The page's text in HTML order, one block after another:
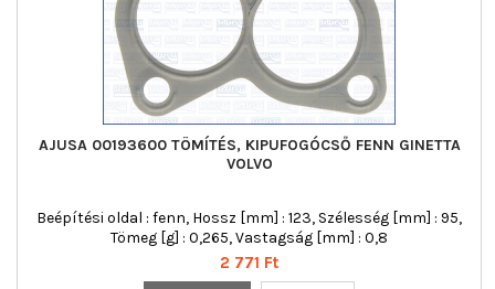
AJUSA 00193600 TÖMÍTÉS, KIPUFOGÓCSŐ FENN GINETTA
VOLVO
Beépítési oldal : fenn, Hossz [mm] : 123, Szélesség [mm] : 95,
Tömeg [g] : 0,265, Vastagság [mm] : 0,8
Ár
2 771 Ft